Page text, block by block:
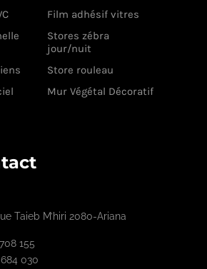
Film adhésif vitres
Stores zébra
jour/nuit
Store rouleau
Mur Végétal Décoratif
Taieb M’hiri 2080-Ariana
155
684 030